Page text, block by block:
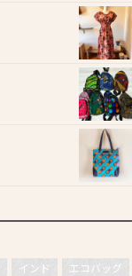
インド
エコバッグ